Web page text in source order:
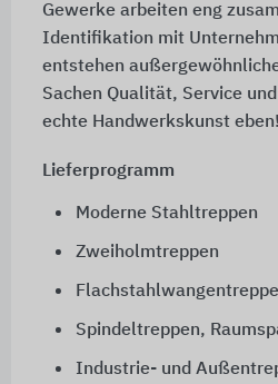
Gewerke arbeiten eng
Identifikation mit
entstehen
Sachen Qualität, Service
echte Handwerkskunst eben!
Lieferprogramm
Moderne Stahltreppen
Zweiholmtreppen
Spindeltreppen,
Industrie- und